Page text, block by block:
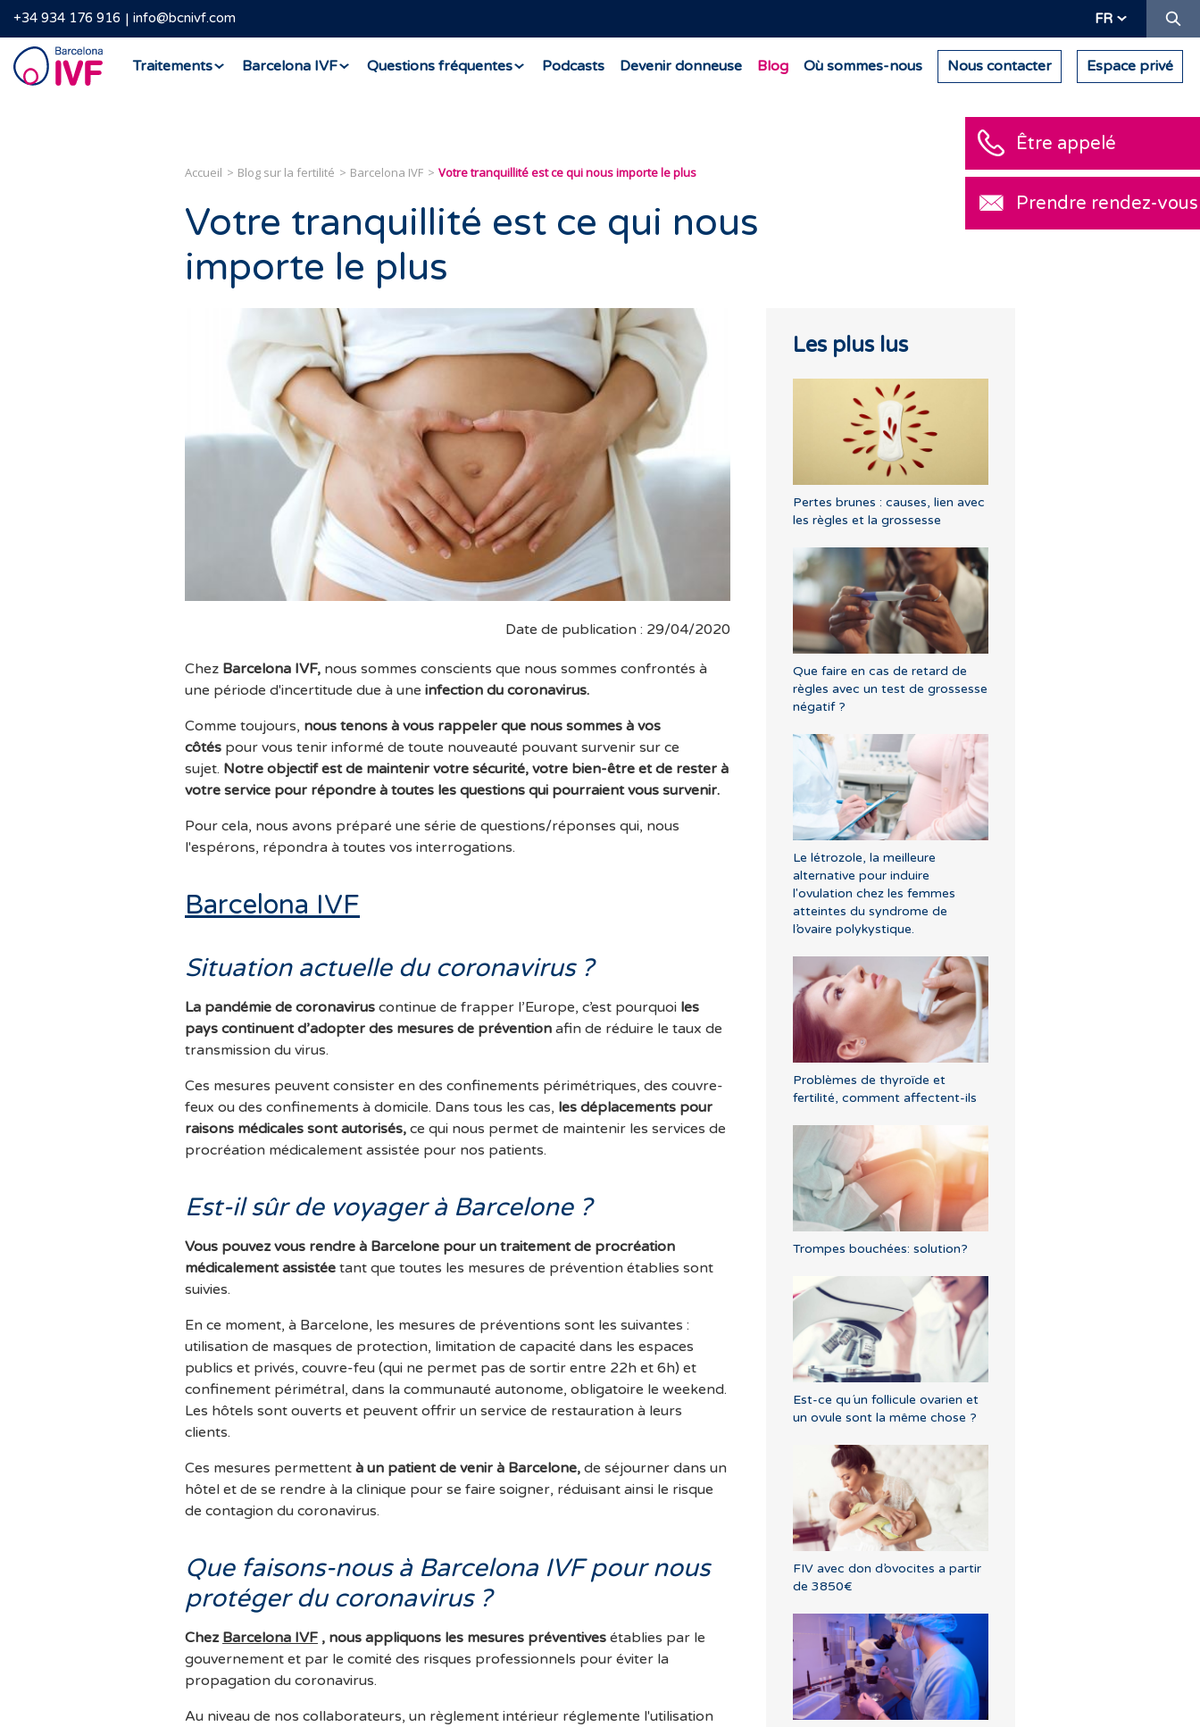
+34 934 176 916 info@bcnivf.com FR
Barcelona
IVF
Traitements Barcelona IVF Questions fréquentes Podcasts Devenir donneuse Blog Où sommes-nous Nous contacter Espace privé
Accueil Blog sur la fertilité Barcelona IVF Votre tranquillité est ce qui nous importe le plus
Votre tranquillité est ce qui nous
importe le plus
Date de publication : 29/04/2020
Chez Barcelona IVF, nous sommes conscients que nous sommes confrontés à
une période d'incertitude due à une infection du coronavirus.
Comme toujours, nous tenons à vous rappeler que nous sommes à vos
côtés pour vous tenir informé de toute nouveauté pouvant survenir sur ce
sujet. Notre objectif est de maintenir votre sécurité, votre bien-être et de rester à
votre service pour répondre à toutes les questions qui pourraient vous survenir.
Pour cela, nous avons préparé une série de questions/réponses qui, nous
l'espérons, répondra à toutes vos interrogations.
Barcelona IVF
Situation actuelle du coronavirus ?
La pandémie de coronavirus continue de frapper l’Europe, c’est pourquoi les
pays continuent d’adopter des mesures de prévention afin de réduire le taux de
transmission du virus.
Ces mesures peuvent consister en des confinements périmétriques, des couvre-
feux ou des confinements à domicile. Dans tous les cas, les déplacements pour
raisons médicales sont autorisés, ce qui nous permet de maintenir les services de
procréation médicalement assistée pour nos patients.
Est-il sûr de voyager à Barcelone ?
Vous pouvez vous rendre à Barcelone pour un traitement de procréation
médicalement assistée tant que toutes les mesures de prévention établies sont
suivies.
En ce moment, à Barcelone, les mesures de préventions sont les suivantes :
utilisation de masques de protection, limitation de capacité dans les espaces
publics et privés, couvre-feu (qui ne permet pas de sortir entre 22h et 6h) et
confinement périmétral, dans la communauté autonome, obligatoire le weekend.
Les hôtels sont ouverts et peuvent offrir un service de restauration à leurs
clients.
Ces mesures permettent à un patient de venir à Barcelone, de séjourner dans un
hôtel et de se rendre à la clinique pour se faire soigner, réduisant ainsi le risque
de contagion du coronavirus.
Que faisons-nous à Barcelona IVF pour nous
protéger du coronavirus ?
Chez Barcelona IVF , nous appliquons les mesures préventives établies par le
gouvernement et par le comité des risques professionnels pour éviter la
propagation du coronavirus.
Au niveau de nos collaborateurs, un règlement intérieur réglemente l'utilisation
Les plus lus
Pertes brunes : causes, lien avec
les règles et la grossesse
Que faire en cas de retard de
règles avec un test de grossesse
négatif ?
Le létrozole, la meilleure
alternative pour induire
l'ovulation chez les femmes
atteintes du syndrome de
l’ovaire polykystique.
Problèmes de thyroïde et
fertilité, comment affectent-ils
Trompes bouchées: solution?
Est-ce qu´un follicule ovarien et
un ovule sont la même chose ?
FIV avec don d’ovocites a partir
de 3850€
Être appelé
Prendre rendez-vous